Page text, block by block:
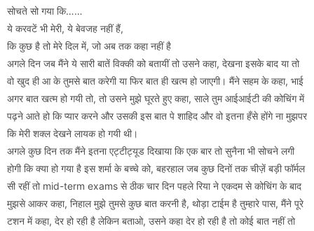
सोचते सो गया कि……
ये करवटें भी मेरी, ये बेवजह नहीं हैं,
कि कुछ है तो मेरे दिल में, जो अब तक कहा नहीं है
अगले दिन जब मैंने ये सारी बातें विक्की को बतायीं तो उसने कहा, देखना इसके बाद या तो
वो खुद ही आ के तुमसे बात करेगी या फिर बात ही खत्म हो जाएगी। मैंने सहम के कहा, भाई
अगर बात खत्म हो गयी तो, तो उसने मुझे घूरते हुए कहा, साले तुम आईआईटी की कोचिंग में
पढ़ने आते हो कि प्यार करने और उसकी इस बात पे शाहिद और वो इतना हँसे होंगे ना मुझपर
कि मेरी शक्ल देखने लायक हो गयी थी।
अगले कुछ दिन तक मैंने इतना एट्टीट्यूड दिखाया कि एक बार तो सुनैना भी सोचने लगी
होगी कि क्या हो गया है इस शर्मा के बच्चे को, बहरहाल जब कुछ दिनों तक चीज़ें बड़ी फॉर्मल
सी रहीं तो mid-term exams से ठीक चार दिन पहले रिया ने एकदम से कोचिंग के बाद
मुझसे आकर कहा, निहाल मुझे तुमसे कुछ बात करनी है, थोड़ा टाईम है तुम्हारे पास, मैंने पूरे
टशन में कहा, देर हो रही है लेकिन बताओ, उसने कहा देर हो रही है तो कोई बात नहीं तो